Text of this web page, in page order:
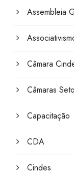
Assembleia
Câmara
Câmaras
Capacitação
CDA
Cindes